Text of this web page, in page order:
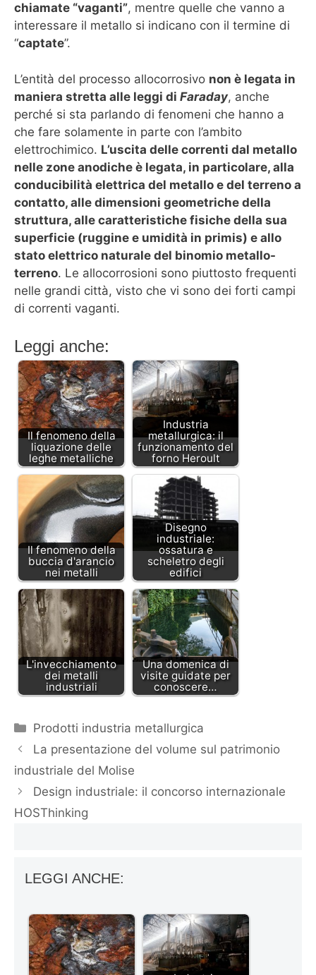
chiamate “vaganti”, mentre quelle che vanno a
interessare il metallo si indicano con il termine di
“captate”.
L’entità del processo allocorrosivo non è legata in
maniera stretta alle leggi di Faraday, anche
perché si sta parlando di fenomeni che hanno a
che fare solamente in parte con l’ambito
elettrochimico. L’uscita delle correnti dal metallo
nelle zone anodiche è legata, in particolare, alla
conducibilità elettrica del metallo e del terreno a
contatto, alle dimensioni geometriche della
struttura, alle caratteristiche fisiche della sua
superficie (ruggine e umidità in primis) e allo
stato elettrico naturale del binomio metallo-
terreno. Le allocorrosioni sono piuttosto frequenti
nelle grandi città, visto che vi sono dei forti campi
di correnti vaganti.
Leggi anche:
Il fenomeno della
liquazione delle
leghe metalliche
Industria
metallurgica: il
funzionamento del
forno Heroult
Il fenomeno della
buccia d'arancio
nei metalli
Disegno
industriale:
ossatura e
scheletro degli
edifici
L'invecchiamento
dei metalli
industriali
Una domenica di
visite guidate per
conoscere…
Categorie
Prodotti industria metallurgica
La presentazione del volume sul patrimonio
industriale del Molise
Design industriale: il concorso internazionale
HOSThinking
LEGGI ANCHE: